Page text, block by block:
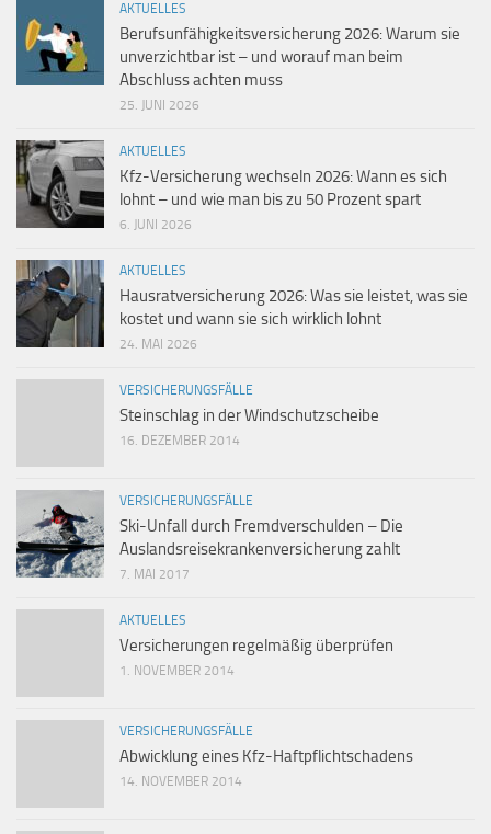
AKTUELLES
Berufsunfähigkeitsversicherung 2026: Warum sie
unverzichtbar ist – und worauf man beim
Abschluss achten muss
25. JUNI 2026
AKTUELLES
Kfz-Versicherung wechseln 2026: Wann es sich
lohnt – und wie man bis zu 50 Prozent spart
6. JUNI 2026
AKTUELLES
Hausratversicherung 2026: Was sie leistet, was sie
kostet und wann sie sich wirklich lohnt
24. MAI 2026
VERSICHERUNGSFÄLLE
Steinschlag in der Windschutzscheibe
16. DEZEMBER 2014
VERSICHERUNGSFÄLLE
Ski-Unfall durch Fremdverschulden – Die
Auslandsreisekrankenversicherung zahlt
7. MAI 2017
AKTUELLES
Versicherungen regelmäßig überprüfen
1. NOVEMBER 2014
VERSICHERUNGSFÄLLE
Abwicklung eines Kfz-Haftpflichtschadens
14. NOVEMBER 2014